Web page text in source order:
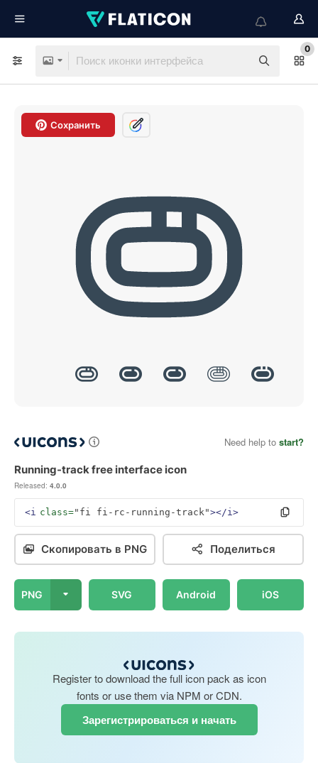
0
Сохранить
Need help to start?
Running-track free interface icon
Released: 4.0.0
<i class="fi fi-rc-running-track"></i>
Скопировать в PNG Поделиться
PNG SVG Android iOS
Register to download the full icon pack as icon
fonts or use them via NPM or CDN.
Зарегистрироваться и начать